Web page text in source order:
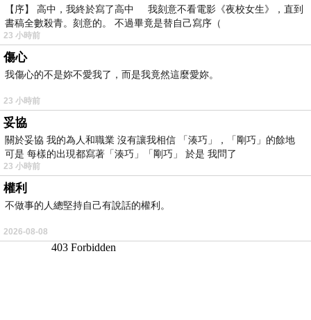
【序】 高中，我終於寫了高中 我刻意不看電影《夜校女生》，直到
書稿全數殺青。刻意的。 不過畢竟是替自己寫序（
23 小時前
傷心
我傷心的不是妳不愛我了，而是我竟然這麼愛妳。
23 小時前
妥協
關於妥協 我的為人和職業 沒有讓我相信 「湊巧」，「剛巧」的餘地
可是 每樣的出現都寫著「湊巧」「剛巧」 於是 我問了
23 小時前
權利
不做事的人總堅持自己有說話的權利。
2026-08-08